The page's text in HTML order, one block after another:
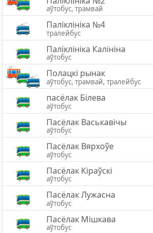
аўтобус, трамвай
Паліклініка №4
тралейбус
Паліклініка Калініна
аўтобус
Полацкі рынак
аўтобус, трамвай, тралейбус
пасёлак Білева
аўтобус
Пасёлак Васькавічы
аўтобус
Пасёлак Вярхоўе
аўтобус
Пасёлак Кіраўскі
аўтобус
Пaсёлaк Лужасна
аўтобус
Пасёлак Мішкава
аўтобус